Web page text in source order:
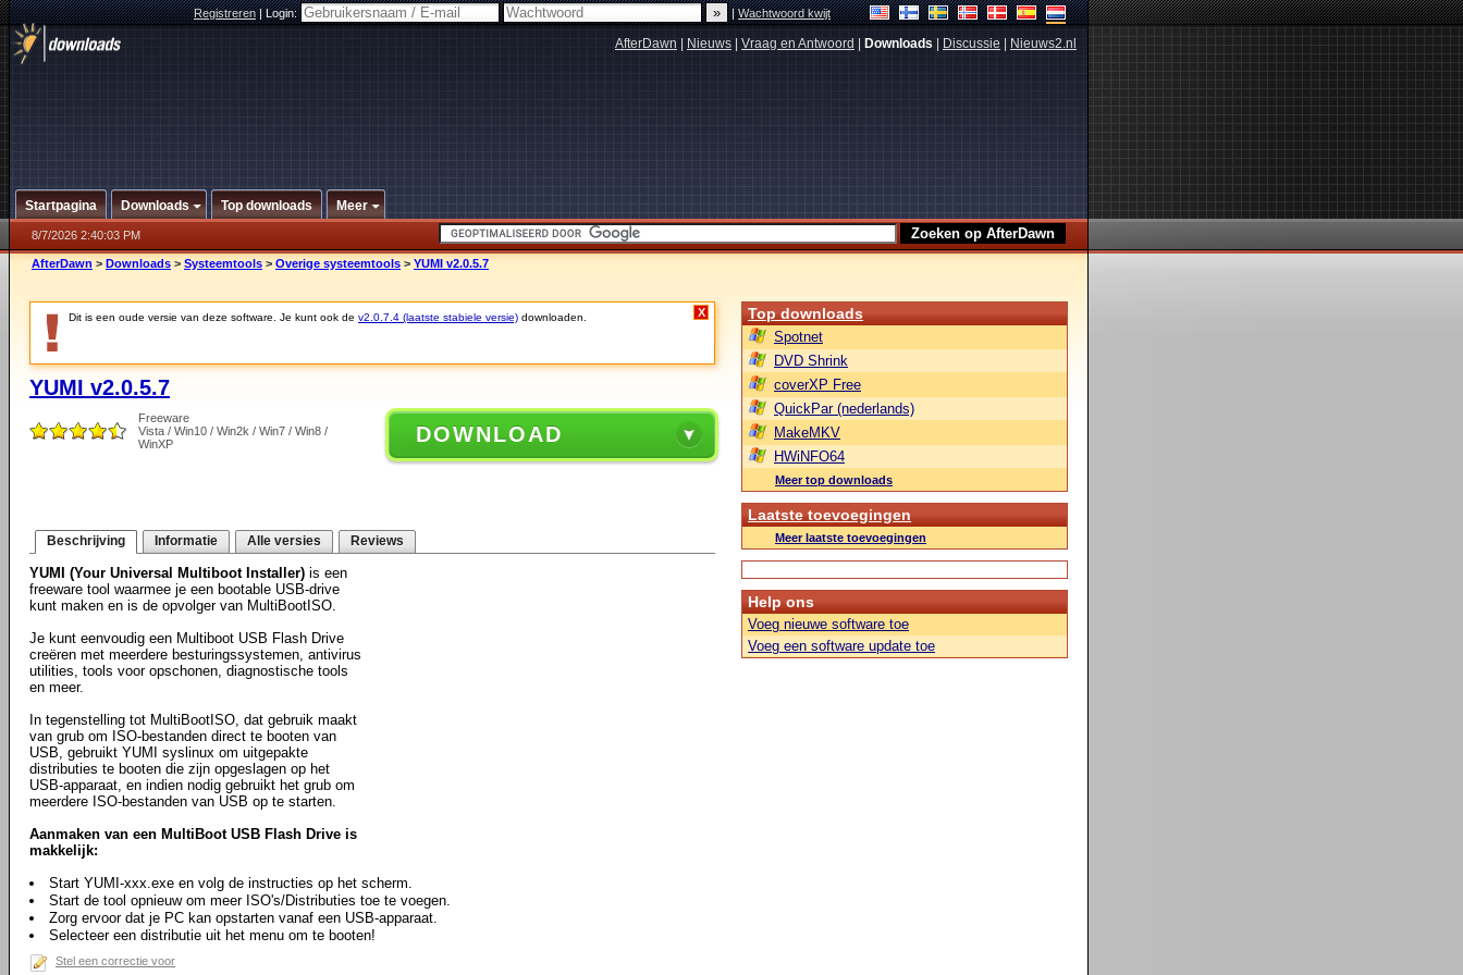
Registreren|Login: |Wachtwoord kwijt
AfterDawn Nieuws Vraag en Antwoord Downloads Discussie Nieuws2.nl
Startpagina Downloads Top downloads Meer
8/7/2026 2:40:03 PM
AfterDawn > Downloads > Systeemtools > Overige systeemtools > YUMI v2.0.5.7
Dit is een oude versie van deze software. Je kunt ook de v2.0.7.4 (laatste stabiele versie) downloaden. X
YUMI v2.0.5.7
Freeware
Vista / Win10 / Win2k / Win7 / Win8 /
WinXP
DOWNLOAD
Beschrijving Informatie Alle versies Reviews
YUMI (Your Universal Multiboot Installer) is een
freeware tool waarmee je een bootable USB-drive
kunt maken en is de opvolger van MultiBootISO.
Je kunt eenvoudig een Multiboot USB Flash Drive
creëren met meerdere besturingssystemen, antivirus
utilities, tools voor opschonen, diagnostische tools
en meer.
In tegenstelling tot MultiBootISO, dat gebruik maakt
van grub om ISO-bestanden direct te booten van
USB, gebruikt YUMI syslinux om uitgepakte
distributies te booten die zijn opgeslagen op het
USB-apparaat, en indien nodig gebruikt het grub om
meerdere ISO-bestanden van USB op te starten.
Aanmaken van een MultiBoot USB Flash Drive is
makkelijk:
Start YUMI-xxx.exe en volg de instructies op het scherm.
Start de tool opnieuw om meer ISO's/Distributies toe te voegen.
Zorg ervoor dat je PC kan opstarten vanaf een USB-apparaat.
Selecteer een distributie uit het menu om te booten!
Stel een correctie voor
Top downloads
Spotnet
DVD Shrink
coverXP Free
QuickPar (nederlands)
MakeMKV
HWiNFO64
Meer top downloads
Laatste toevoegingen
Meer laatste toevoegingen
Help ons
Voeg nieuwe software toe
Voeg een software update toe